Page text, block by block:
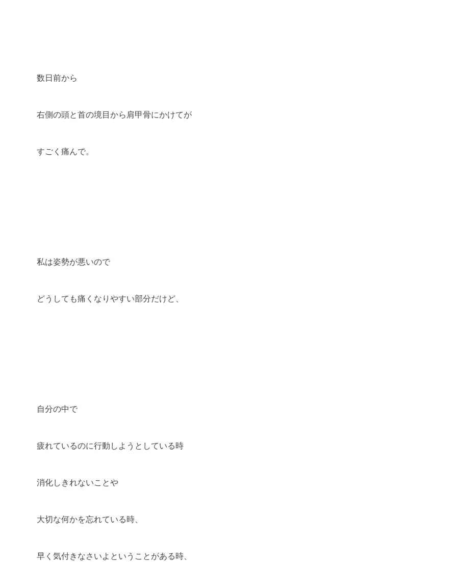
数日前から
右側の頭と首の境目から肩甲骨にかけてが
すごく痛んで。
私は姿勢が悪いので
どうしても痛くなりやすい部分だけど、
自分の中で
疲れているのに行動しようとしている時
消化しきれないことや
大切な何かを忘れている時、
早く気付きなさいよということがある時、